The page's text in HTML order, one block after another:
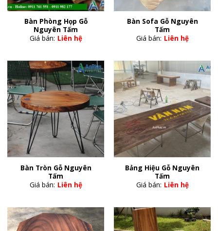
Bàn Phòng Họp Gỗ
Nguyên Tấm
Giá bán: Liên hệ
Bàn Sofa Gỗ Nguyên
Tấm
Giá bán: Liên hệ
Bàn Tròn Gỗ Nguyên
Tấm
Giá bán: Liên hệ
Bảng Hiệu Gỗ Nguyên
Tấm
Giá bán: Liên hệ